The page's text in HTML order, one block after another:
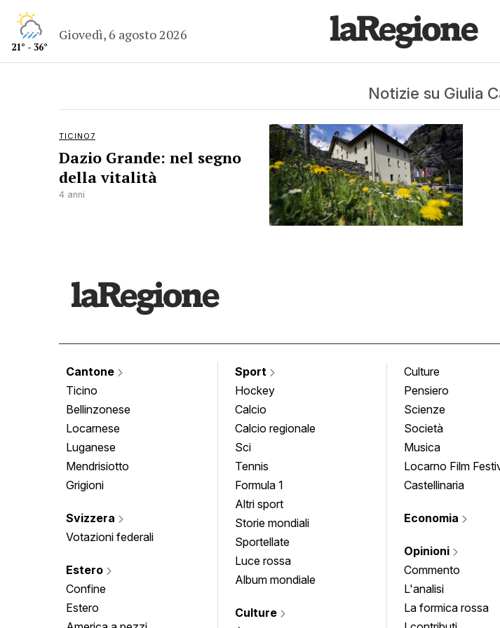
21° - 36°
Giovedì, 6 agosto 2026
Notizie su Giulia
TICINO7
Dazio Grande: nel segno
della vitalità
4 anni
Cantone
Ticino
Bellinzonese
Locarnese
Luganese
Mendrisiotto
Grigioni
Svizzera
Votazioni federali
Estero
Confine
Estero
Sport
Hockey
Calcio
Calcio regionale
Sci
Tennis
Formula 1
Altri sport
Storie mondiali
Sportellate
Luce rossa
Album mondiale
Culture
Culture
Pensiero
Scienze
Società
Musica
Locarno Film
Castellinaria
Economia
Opinioni
Commento
L'analisi
La formica rossa